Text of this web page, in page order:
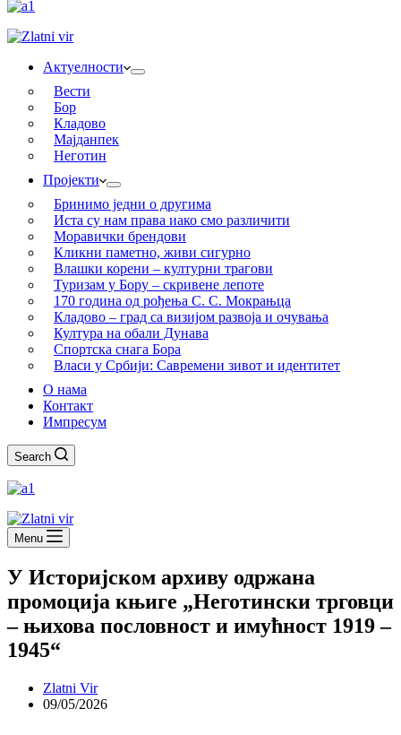
Актуелности
Вести
Бор
Кладово
Мајданпек
Неготин
Пројекти
Бринимо једни о другима
Иста су нам права иако смо различити
Моравички брендови
Кликни паметно, живи сигурно
Влашки корени – културни трагови
Туризам у Бору – скривене лепоте
170 година од рођења С. С. Мокрањца
Кладово – град са визијом развоја и очувања
Култура на обали Дунава
Спортска снага Бора
Власи у Србији: Савремени зивот и идентитет
О нама
Контакт
Импресум
Search
Menu
У Историјском архиву одржана
промоција књиге „Неготински трговци
– њихова пословност и имућност 1919 –
1945“
Zlatni Vir
09/05/2026